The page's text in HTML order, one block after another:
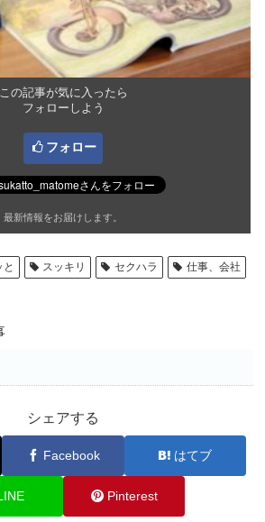
この記事が気に入ったら
フォローしよう
フォロー
最新情報をお届けします。
スッキリ セクハラ
仕事、会社
シェアする
Facebook はてブ
Pinterest